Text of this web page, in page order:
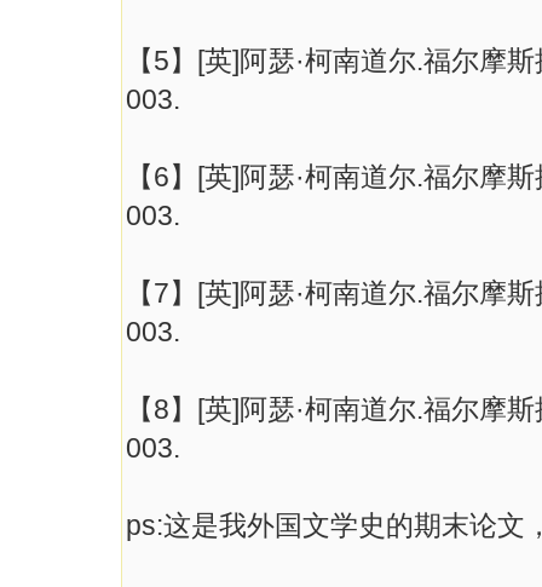
【5】[英]阿瑟·柯南道尔.福尔摩
003.
【6】[英]阿瑟·柯南道尔.福尔摩
003.
【7】[英]阿瑟·柯南道尔.福尔摩
003.
【8】[英]阿瑟·柯南道尔.福尔摩
003.
ps:这是我外国文学史的期末论文